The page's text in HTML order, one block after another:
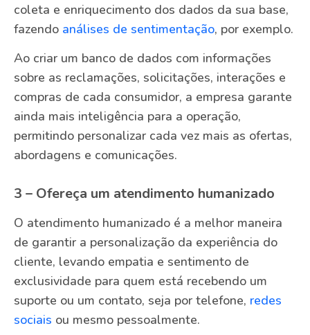
coleta e enriquecimento dos dados da sua base,
fazendo análises de sentimentação, por exemplo.
Ao criar um banco de dados com informações
sobre as reclamações, solicitações, interações e
compras de cada consumidor, a empresa garante
ainda mais inteligência para a operação,
permitindo personalizar cada vez mais as ofertas,
abordagens e comunicações.
3 – Ofereça um atendimento humanizado
O atendimento humanizado é a melhor maneira
de garantir a personalização da experiência do
cliente, levando empatia e sentimento de
exclusividade para quem está recebendo um
suporte ou um contato, seja por telefone, redes
sociais ou mesmo pessoalmente.